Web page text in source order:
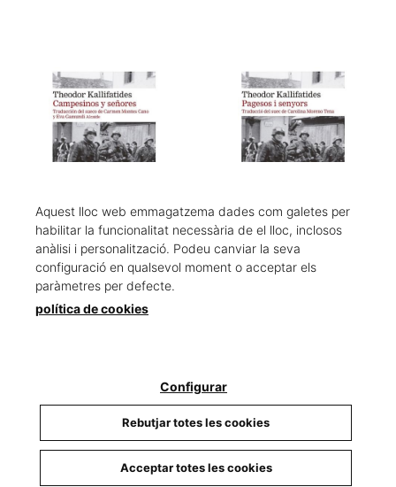
Campesinos y señores
Kallifatides, Theodor
19,50 €
Pagesos i senyors
Kallifatides, Theodor
Aquest lloc web emmagatzema dades com galetes per
habilitar la funcionalitat necessària de el lloc, inclosos
anàlisi i personalització. Podeu canviar la seva
configuració en qualsevol moment o acceptar els
paràmetres per defecte.
política de cookies
Configurar
Rebutjar totes les cookies
Acceptar totes les cookies